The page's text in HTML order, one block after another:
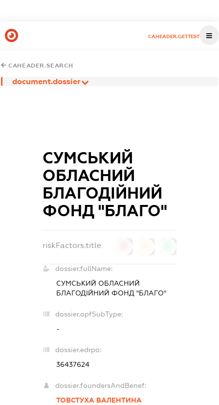
CAHEADER.GETTEST
CAHEADER.SEARCH
document.dossier
СУМСЬКИЙ
ОБЛАСНИЙ
БЛАГОДІЙНИЙ
ФОНД "БЛАГО"
riskFactors.title
dossier.fullName:
СУМСЬКИЙ ОБЛАСНИЙ
БЛАГОДІЙНИЙ ФОНД "БЛАГО"
dossier.opfSubType:
-
dossier.edrpo:
36437624
dossier.foundersAndBenef:
ТОВСТУХА ВАЛЕНТИНА